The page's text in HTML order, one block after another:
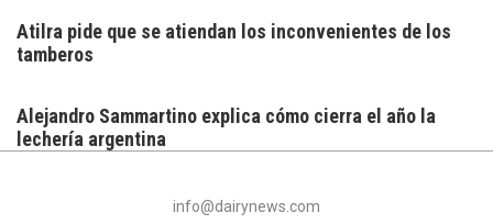
Atilra pide que se atiendan los inconvenientes de los
tamberos
Alejandro Sammartino explica cómo cierra el año la
lechería argentina
info@dairynews.com